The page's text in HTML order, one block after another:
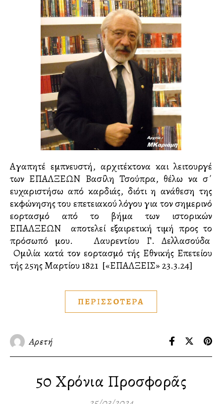
Αγαπητέ εμπνευστή, αρχιτέκτονα και λειτουργέ
των ΕΠΑΛΞΕΩΝ Βασίλη Τσούπρα, θέλω να σ΄
ευχαριστήσω από καρδιάς, διότι η ανάθεση της
εκφώνησης του επετειακού λόγου για τον σημερινό
εορτασμό από το βήμα των ιστορικών
ΕΠΑΛΞΕΩΝ αποτελεί εξαιρετική τιμή προς το
πρόσωπό μου. Λαυρεντίου Γ. Δελλασούδα
Ομιλία κατά τον εορτασμό τής Εθνικής Επετείου
τής 25ης Μαρτίου 1821 [«ΕΠΑΛΞΕΙΣ» 23.3.24]
ΠΕΡΙΣΣΟΤΕΡΑ
Αρετή
50 Χρόνια Προσφορᾶς